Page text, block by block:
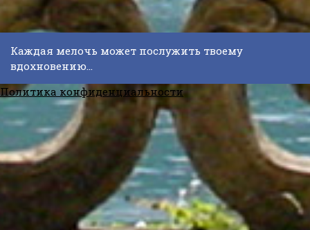
Каждая мелочь может послужить твоему
вдохновению...
Политика конфиденциальности